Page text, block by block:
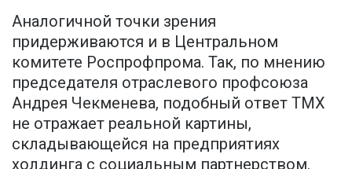
Аналогичной точки зрения
придерживаются и в Центральном
комитете Роспрофпрома. Так, по мнению
председателя отраслевого профсоюза
Андрея Чекменева, подобный ответ ТМХ
не отражает реальной картины,
складывающейся на предприятиях
холдинга с социальным партнерством.